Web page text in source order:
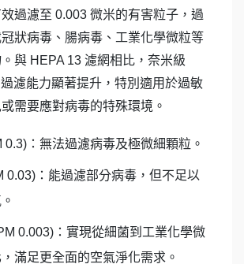
過濾至 0.003 微米的有害粒子，過
狀病毒、腸病毒、工業化學微粒等
與 HEPA 13 濾網相比，奈米級
濾能力顯著提升，特別適用於過敏
需要應對病毒的特殊環境。
0.3)：無法過濾病毒及極微細顆粒。
0.03)：能過濾部分病毒，但不足以
0.003)：實現從細菌到工業化學微
滿足更全面的空氣淨化需求。